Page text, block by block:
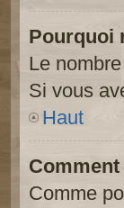
Pourquoi
Le
Si vous
Haut
Comme